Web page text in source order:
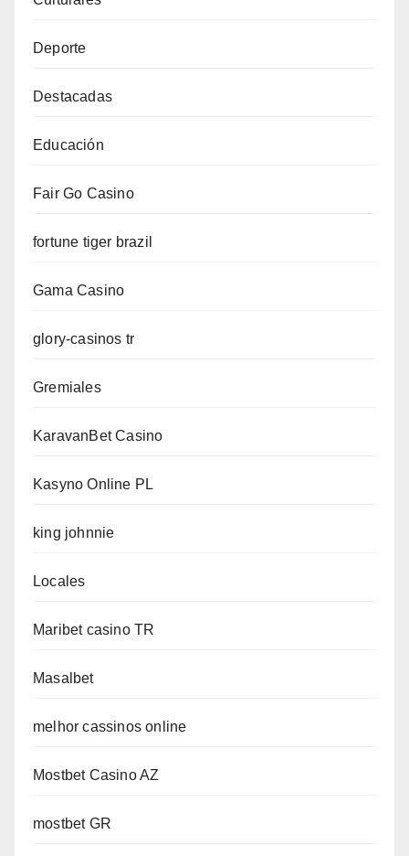
Deporte
Destacadas
Educación
Fair Go Casino
fortune tiger brazil
Gama Casino
glory-casinos tr
Gremiales
KaravanBet Casino
Kasyno Online PL
king johnnie
Locales
Maribet casino TR
Masalbet
melhor cassinos online
Mostbet Casino AZ
mostbet GR